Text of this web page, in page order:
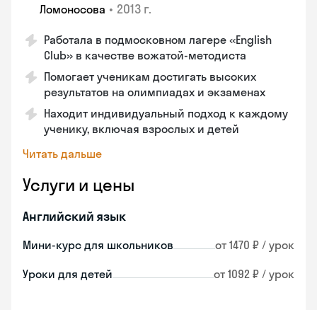
Ломоносова • 2013 г.
Работала в подмосковном лагере «English
Club» в качестве вожатой-методиста
Помогает ученикам достигать высоких
результатов на олимпиадах и экзаменах
Находит индивидуальный подход к каждому
ученику, включая взрослых и детей
Читать дальше
Услуги и цены
Английский язык
Мини-курс для школьников от 1470 ₽ / урок
Уроки для детей от 1092 ₽ / урок